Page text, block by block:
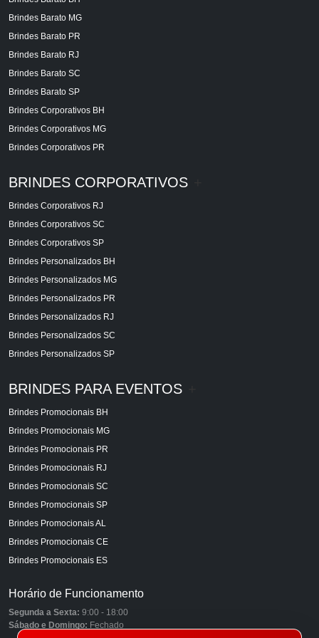
Brindes Barato MG
Brindes Barato PR
Brindes Barato RJ
Brindes Barato SC
Brindes Barato SP
Brindes Corporativos BH
Brindes Corporativos MG
Brindes Corporativos PR
BRINDES CORPORATIVOS
Brindes Corporativos RJ
Brindes Corporativos SC
Brindes Corporativos SP
Brindes Personalizados BH
Brindes Personalizados MG
Brindes Personalizados PR
Brindes Personalizados RJ
Brindes Personalizados SC
Brindes Personalizados SP
BRINDES PARA EVENTOS
Brindes Promocionais BH
Brindes Promocionais MG
Brindes Promocionais PR
Brindes Promocionais RJ
Brindes Promocionais SC
Brindes Promocionais SP
Brindes Promocionais AL
Brindes Promocionais CE
Brindes Promocionais ES
Horário de Funcionamento
Segunda a Sexta: 9:00 - 18:00
Sábado e Domingo: Fechado